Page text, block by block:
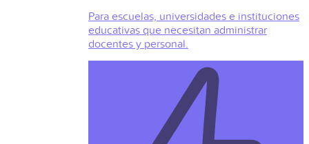
Para escuelas, universidades e instituciones
educativas que necesitan administrar
docentes y personal.